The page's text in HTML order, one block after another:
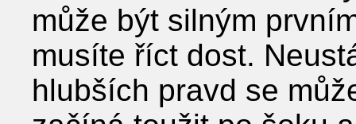
může být silným
musíte říct dost.
hlubších pravd se